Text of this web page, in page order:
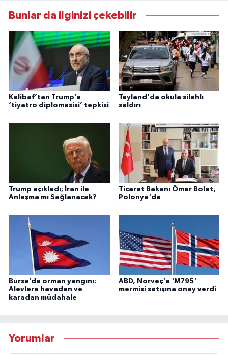
Bunlar da ilginizi çekebilir
Kalibaf’tan Trump’a
‘tiyatro diplomasisi’ tepkisi
Tayland'da okula silahlı
saldırı
Trump açıkladı; İran ile
Anlaşma mı Sağlanacak?
Ticaret Bakanı Ömer Bolat,
Polonya'da
Bursa’da orman yangını:
Alevlere havadan ve
karadan müdahale
ABD, Norveç'e 'M795'
mermisi satışına onay verdi
Yorumlar